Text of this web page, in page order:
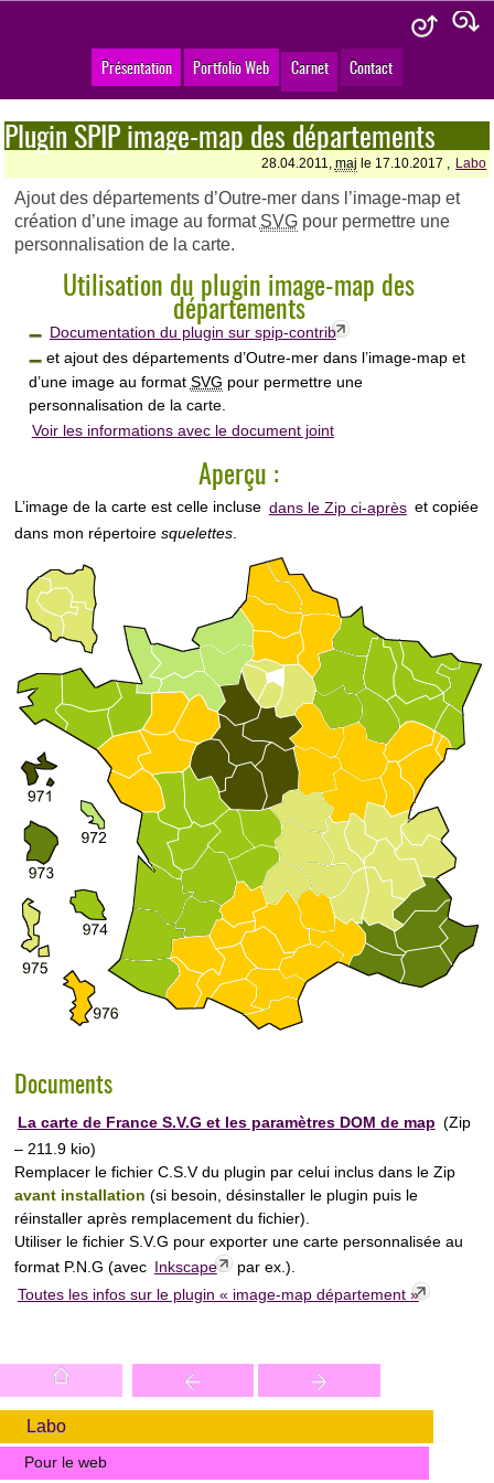
Présentation Portfolio Web Carnet Contact
Plugin SPIP image-map des départements
28.04.2011, maj le 17.10.2017 , Labo
Ajout des départements d’Outre-mer dans l’image-map et
création d’une image au format SVGpour permettre une
personnalisation de la carte.
Utilisation du plugin image-map des
départements
Documentation du plugin sur spip-contrib
et ajout des départements d’Outre-mer dans l’image-map et
d’une image au format SVG pour permettre une
personnalisation de la carte.
Voir les informations avec le document joint
Aperçu :
L’image de la carte est celle incluse dans le Zip ci-après et copiée
dans mon répertoire squelettes.
Documents
La carte de France S.V.G et les paramètres DOM de map (Zip
– 211.9 kio)
Remplacer le fichier C.S.V du plugin par celui inclus dans le Zip
avant installation (si besoin, désinstaller le plugin puis le
réinstaller après remplacement du fichier).
Utiliser le fichier S.V.G pour exporter une carte personnalisée au
format P.N.G (avec Inkscape
par ex.).
Toutes les infos sur le plugin « image-map département »
Labo
Pour le web